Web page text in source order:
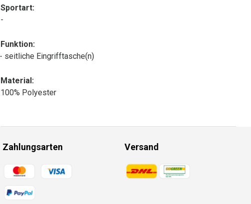
Sportart:
-
Funktion:
seitliche Eingrifftasche(n)
Material:
100% Polyester
Zahlungsarten
Zahlungsmethoden
Versand
Zahlungsmethoden